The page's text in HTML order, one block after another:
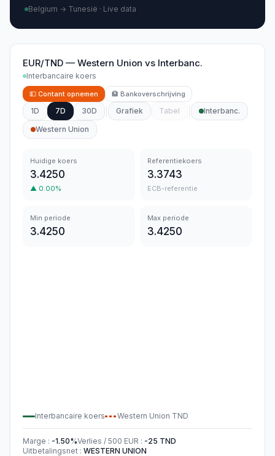
Belgium → Tunesië · Live data
EUR/TND — Western Union vs Interbanc.
Interbancaire koers
💵 Contant opnemen 🏦 Bankoverschrijving
1D 7D 30D Grafiek Tabel
Interbanc.
Western Union
Huidige koers
3.4250
▲ 0.00%
Referentiekoers
3.3743
ECB-referentie
Min periode
3.4250
Max periode
3.4250
Interbancaire koers Western Union TND
Marge : -1.50%Verlies / 500 EUR : -25 TND
Uitbetalingsnet : WESTERN UNION